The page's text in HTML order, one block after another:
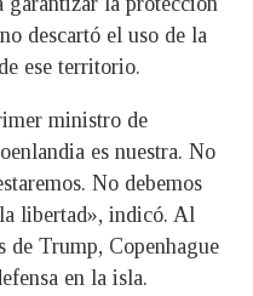
descartó el uso de la
ese territorio.
ministro de
es nuestra. No
No debemos
libertad», indicó. Al
de Trump, Copenhague
en la isla.